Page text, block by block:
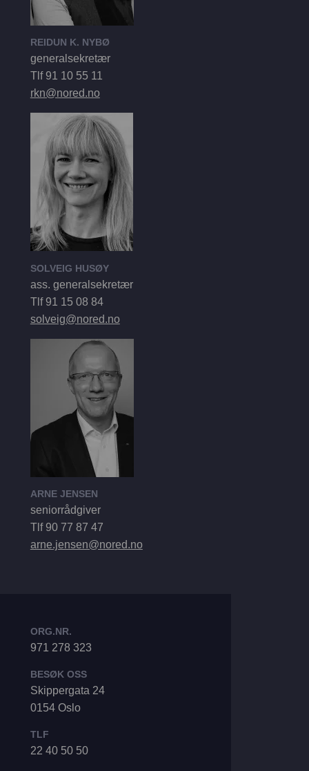
REIDUN K. NYBØ
generalsekretær
Tlf 91 10 55 11
rkn@nored.no
SOLVEIG HUSØY
ass. generalsekretær
Tlf 91 15 08 84
solveig@nored.no
ARNE JENSEN
seniorrådgiver
Tlf 90 77 87 47
arne.jensen@nored.no
ORG.NR.
971 278 323
BESØK OSS
Skippergata 24
0154 Oslo
TLF
22 40 50 50